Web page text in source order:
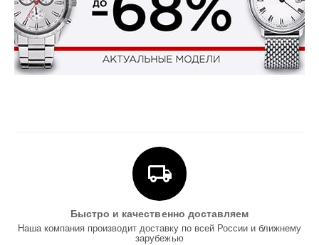
Быстро и качественно доставляем
Наша компания производит доставку по всей России и ближнему
зарубежью